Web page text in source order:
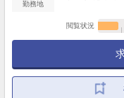
勤務地
閲覧状況